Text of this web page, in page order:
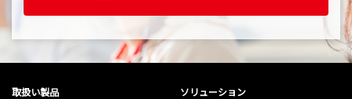
取扱い製品 ソリューション